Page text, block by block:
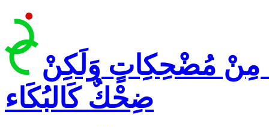
مِنْ مُضْحِكِاتٍ وَلَكِنْ
ضِحْكٌ كَالبُكَاء